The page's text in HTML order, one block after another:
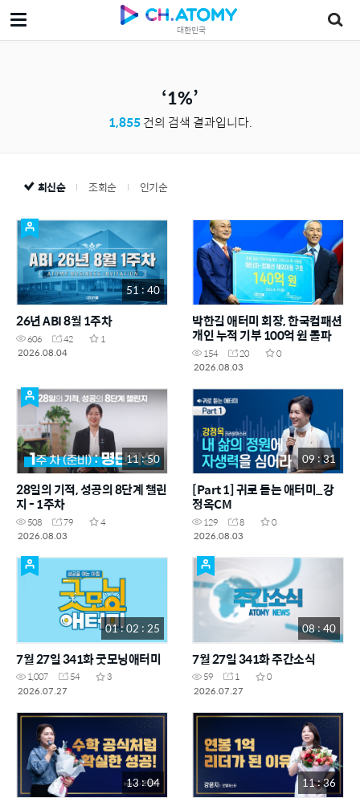
대한민국
1%
1,855건의 검색 결과입니다.
최신순 조회순 인기순
51 : 40
26년 ABI 8월 1주차
606 42
1
2026.08.04
박한길 애터미 회장, 한국컴패션
개인 누적 기부 100억 원 돌파
154 20
0
2026.08.03
11 : 50
28일의 기적, 성공의 8단계 챌린
지 - 1주차
508 79
4
2026.08.03
09 : 31
[Part 1] 귀로 듣는 애터미_강
정옥CM
129 8
0
2026.08.03
01 : 02 : 25
7월 27일 341화 굿모닝애터미
1,007 54
3
2026.07.27
08 : 40
7월 27일 341화 주간소식
59 1
0
2026.07.27
13 : 04 11 : 36